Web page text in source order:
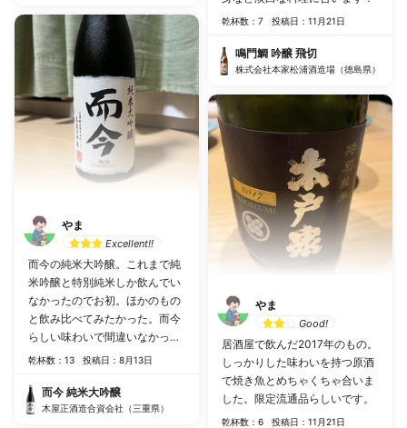
やま
Excellent!!
而今の純米大吟醸。これまで純
米吟醸と特別純米しか飲んでい
なかったのでお初。ほかのもの
と飲み比べてみたかった。而今
らしい味わいで間違いなかった
が純吟との違いがいまいち分か
旦グラス二杯分だけ飲んで後日
また飲んでみます。
乾杯数：13 投稿日：8月13日
而今 純米大吟醸
木屋正酒造合資会社（三重県）
乾杯数：7 投稿日：11月21日
鳴門鯛 吟醸 飛切
株式会社本家松浦酒造場（徳島県）
やま
Good!
居酒屋で飲んだ2017年のもの。
しっかりした味わいを持つ原酒
で焼き魚とめちゃくちゃ合いま
した。限定流通品らしいです。
乾杯数：6 投稿日：11月21日